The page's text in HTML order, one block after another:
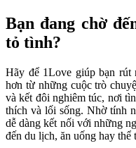
Bạn đang chờ
tỏ tình?
Hãy để 1Love giúp bạn rút
hơn từ những cuộc trò
và kết đôi nghiêm túc, nơi
thích và lối sống. Nhờ tính
dễ dàng kết nối với những
đến du lịch, ăn uống hay thể